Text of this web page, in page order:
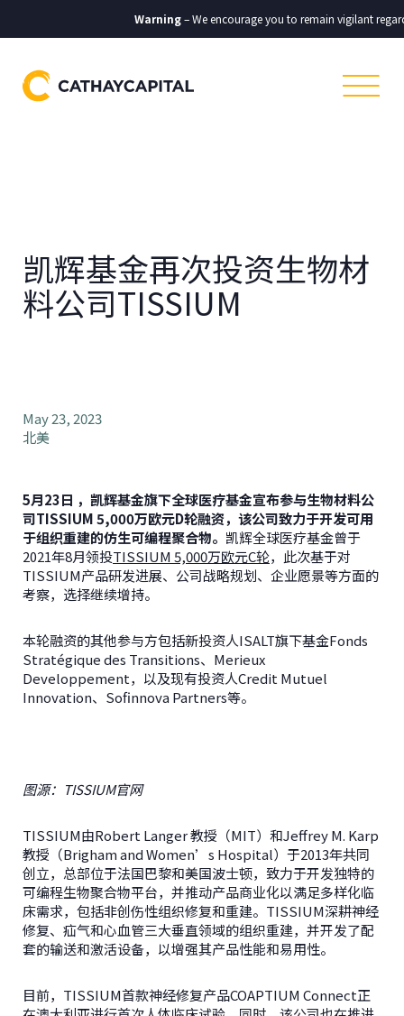
Warning– We encourage you to remain vigilant
凯辉基金再次投资生物材
料公司TISSIUM
May 23, 2023
北美
5月23日 ，凯辉基金旗下全球医疗基金宣布参与生物材料公
司TISSIUM 5,000万欧元D轮融资，该公司致力于开发可用
于组织重建的仿生可编程聚合物。 凯辉全球医疗基金曾于
2021年8月领投TISSIUM 5,000万欧元C轮，此次基于对
TISSIUM产品研发进展、公司战略规划、企业愿景等方面的
考察，选择继续增持。
本轮融资的其他参与方包括新投资人ISALT旗下基金Fonds
Stratégique des Transitions、Merieux
Developpement，以及现有投资人Credit Mutuel
Innovation、Sofinnova Partners等。
图源：TISSIUM官网
TISSIUM由Robert Langer 教授（MIT）和Jeffrey M. Karp
教授（Brigham and Women’s Hospital）于2013年共同
创立，总部位于法国巴黎和美国波士顿，致力于开发独特的
可编程生物聚合物平台，并推动产品商业化以满足多样化临
床需求，包括非创伤性组织修复和重建。TISSIUM深耕神经
修复、疝气和心血管三大垂直领域的组织重建，并开发了配
套的输送和激活设备，以增强其产品性能和易用性。
目前，TISSIUM首款神经修复产品COAPTIUM Connect正